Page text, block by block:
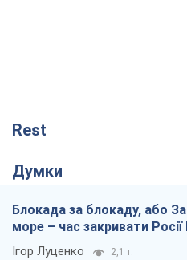
Rest
Думки
Блокада за блокаду, або
море – час закривати
Ігор Луценко 2,1 т.